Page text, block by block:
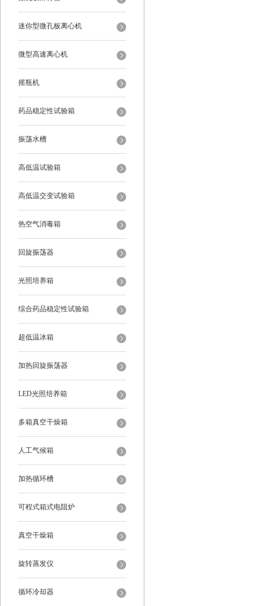
迷你型微孔板离心机
微型高速离心机
摇瓶机
药品稳定性试验箱
振荡水槽
高低温试验箱
高低温交变试验箱
热空气消毒箱
回旋振荡器
光照培养箱
综合药品稳定性试验箱
超低温冰箱
加热回旋振荡器
LED光照培养箱
多箱真空干燥箱
人工气候箱
加热循环槽
可程式箱式电阻炉
真空干燥箱
旋转蒸发仪
循环冷却器